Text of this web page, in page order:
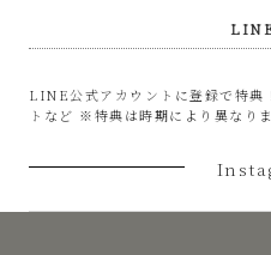
LINE公式アカウントに登録で特典
トなど ※特典は時期により異なりま